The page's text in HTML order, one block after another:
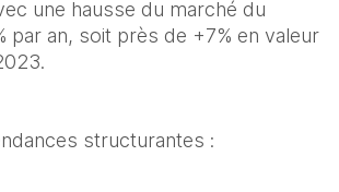
une hausse du marché du
par an, soit près de +7% en valeur
structurantes :